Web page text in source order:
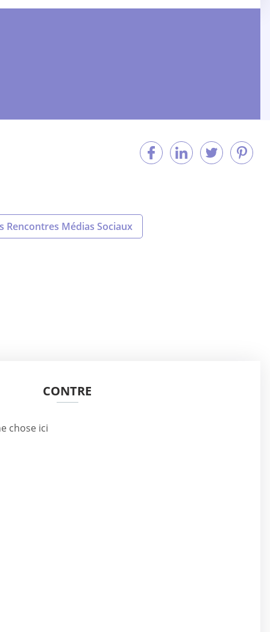
Rencontres Médias Sociaux
CONTRE
chose ici